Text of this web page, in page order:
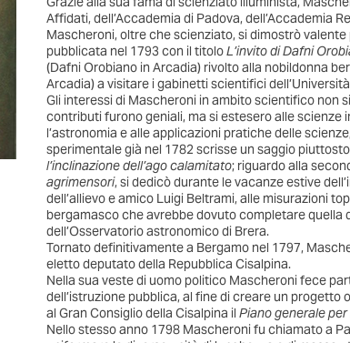
Affidati, dell’Accademia di Padova, dell’Accademia
Mascheroni, oltre che scienziato, si dimostrò
pubblicata nel 1793 con il titoloL’invito di Dafni
(Dafni Orobiano in Arcadia) rivolto alla nobildonna
Arcadia) a visitare i gabinetti scientifici
Gli interessi di Mascheroni in ambito scientifico non
contributi furono geniali, ma si estesero alle scienze
l’astronomia e alle applicazioni pratiche delle
sperimentale già nel 1782 scrisse un saggio
l’inclinazione dell’ago calamitato; riguardo alla
agrimensori, si dedicò durante le vacanze estive
dell’allievo e amico Luigi Beltrami, alle misurazioni
bergamasco che avrebbe dovuto completare
dell’Osservatorio astronomico di Brera.
Tornato definitivamente a Bergamo nel 1797,
eletto deputato della Repubblica Cisalpina.
Nella sua veste di uomo politico Mascheroni fece
dell’istruzione pubblica, al fine di creare un
al Gran Consiglio della Cisalpina il Piano generale per
Nello stesso anno 1798 Mascheroni fu chiamato a